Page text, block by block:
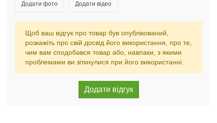
Додати фото Додати відео
Щоб ваш відгук про товар був опублікований,
розкажіть про свій досвід його використання, про те,
чим вам сподобався товар або, навпаки, з якими
проблемами ви зіткнулися при його використанні.